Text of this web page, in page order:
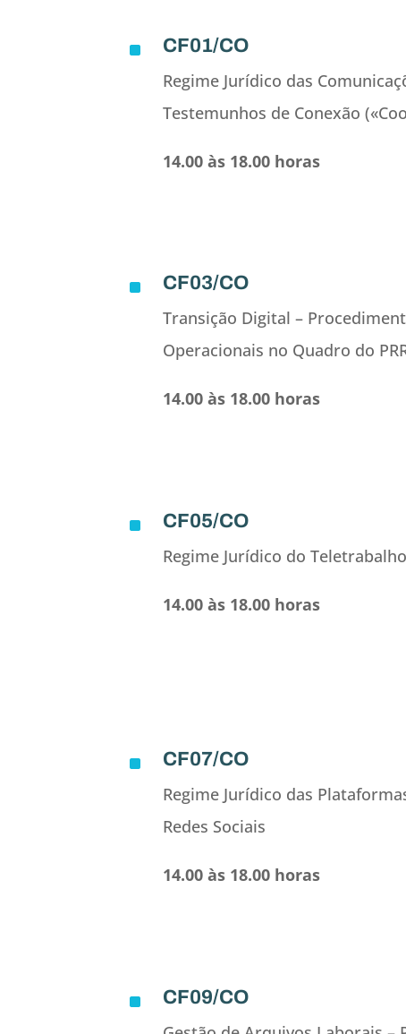
^
CF01/CO
Regime Jurídico das
Testemunhos de Conexão
14.00 às 18.00 horas
^
CF03/CO
Transição Digital –
Operacionais no Quadro do
14.00 às 18.00 horas
^
CF05/CO
Regime Jurídico do Teletrabalho
14.00 às 18.00 horas
^
CF07/CO
Regime Jurídico das
Redes Sociais
14.00 às 18.00 horas
^
CF09/CO